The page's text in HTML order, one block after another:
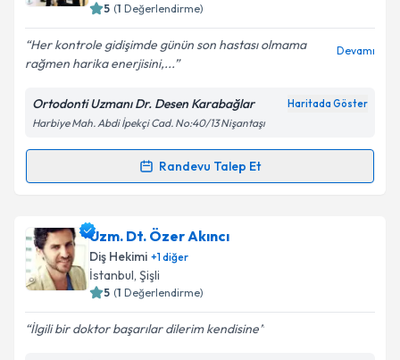
Kişisel verilerimin işlenmesine ilişkin
Aydınlatma
Metni'ni okudum ve kişisel verilerimin belirtilen
kapsamda işlenmesini kabul ediyorum.
5 (1 Değerlendirme)
Her kontrole gidişimde günün son hastası olmama
rağmen harika enerjisini,...
Devamı
Ortodonti Uzmanı Dr. Desen Karabağlar Haritada Göster
Harbiye Mah. Abdi İpekçi Cad. No:40/13 Nişantaşı
Randevu Talep Et
Randevu Takvimi Talebi
Dr. Dt. Desen Karabağlariçin randevu takvimi
talebi oluşturun. Size bu uzmandan randevu almanız
için bir takvim hazırlandığında e-posta ile
bilgilendireceğiz.
E-posta Adresiniz
Uzm. Dt. Özer Akıncı
Diş Hekimi +1diğer
İstanbul, Şişli
5 (1 Değerlendirme)
İlgili bir doktor başarılar dilerim kendisine